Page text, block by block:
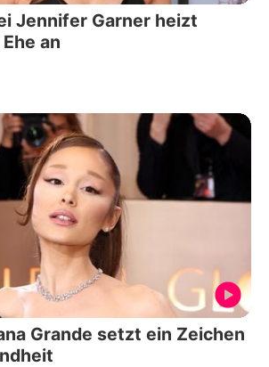
Jennifer Garner heizt
an
Grande setzt ein Zeichen